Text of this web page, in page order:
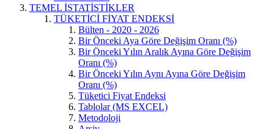
TEMEL İSTATİSTİKLER
TÜKETİCİ FİYAT ENDEKSİ
Bülten - 2020 - 2026
Bir Önceki Aya Göre Değişim Oranı (%)
Bir Önceki Yılın Aralık Ayına Göre Değişim
Oranı (%)
Bir Önceki Yılın Aynı Ayına Göre Değişim
Oranı (%)
Tüketici Fiyat Endeksi
Tablolar (MS EXCEL)
Metodoloji